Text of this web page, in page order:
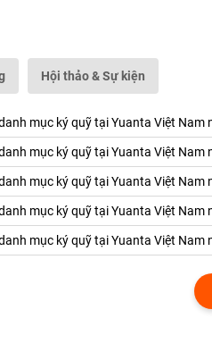
Hội thảo & Sự kiện
mục ký quỹ tại Yuanta Việt Nam
mục ký quỹ tại Yuanta Việt Nam
mục ký quỹ tại Yuanta Việt Nam
mục ký quỹ tại Yuanta Việt Nam
mục ký quỹ tại Yuanta Việt Nam